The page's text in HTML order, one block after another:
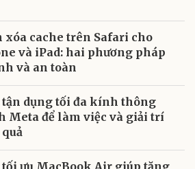
xóa cache trên Safari cho
và iPad: hai phương pháp
và an toàn
tận dụng tối đa kính thông
Meta để làm việc và giải trí